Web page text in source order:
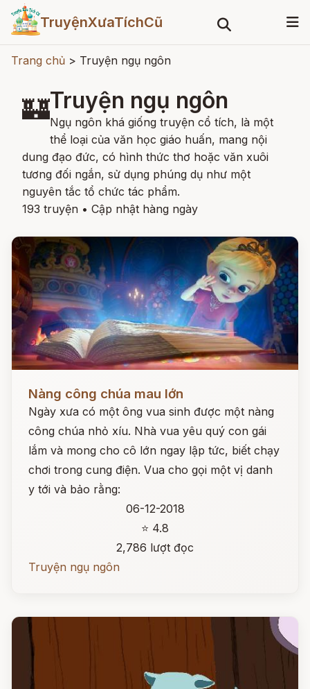
TruyệnXưaTíchCũ
Trang chủ > Truyện ngụ ngôn
🏰Truyện ngụ ngôn
Ngụ ngôn khá giống truyện cổ tích, là một
thể loại của văn học giáo huấn, mang nội
dung đạo đức, có hình thức thơ hoặc văn xuôi
tương đối ngắn, sử dụng phúng dụ như một
nguyên tắc tổ chức tác phẩm.
193 truyện • Cập nhật hàng ngày
Nàng công chúa mau lớn
Ngày xưa có một ông vua sinh được một nàng
công chúa nhỏ xíu. Nhà vua yêu quý con gái
lắm và mong cho cô lớn ngay lập tức, biết chạy
chơi trong cung điện. Vua cho gọi một vị danh
y tới và bảo rằng:
06-12-2018
⭐ 4.8
2,786 lượt đọc
Truyện ngụ ngôn